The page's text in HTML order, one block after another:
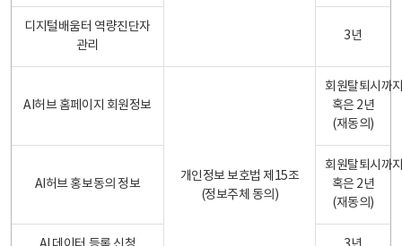
디지털배움터 역량진단자
관리
3년
AI허브 홈페이지 회원정보
개인정보 보호법 제15조
(정보주체 동의)
회원탈퇴시까
혹은 2년
(재동의)
AI허브 홍보동의 정보
회원탈퇴시까
혹은 2년
(재동의)